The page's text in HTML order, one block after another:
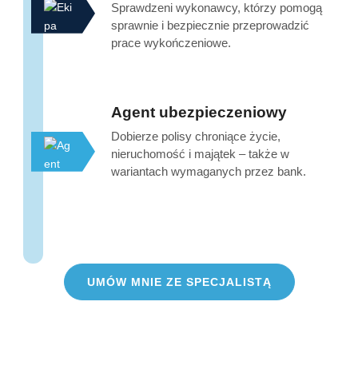
Sprawdzeni wykonawcy, którzy pomogą
sprawnie i bezpiecznie przeprowadzić
prace wykończeniowe.
Agent ubezpieczeniowy
Dobierze polisy chroniące życie,
nieruchomość i majątek – także w
wariantach wymaganych przez bank.
UMÓW MNIE ZE SPECJALISTĄ